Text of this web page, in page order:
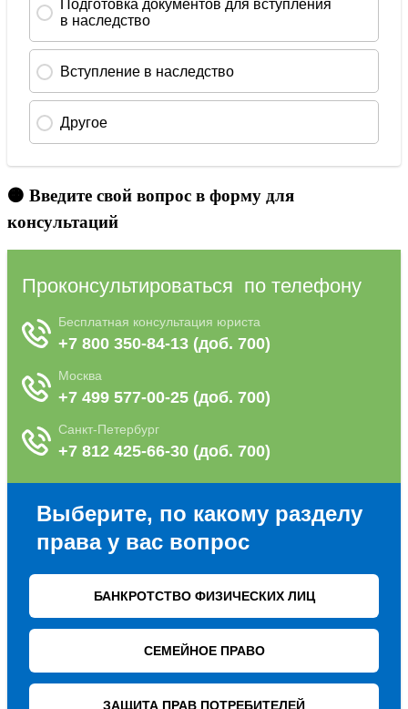
🟠 Введите свой вопрос в форму для
консультаций